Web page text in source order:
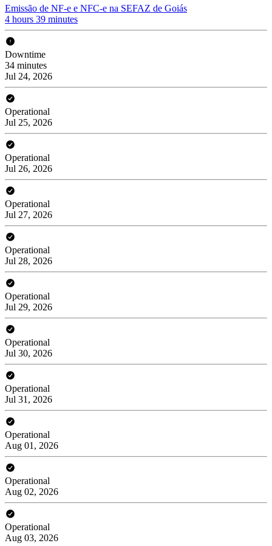
Emissão de NF-e e NFC-e na SEFAZ de Goiás
4 hours 39 minutes
Downtime
34 minutes
Jul 24, 2026
Operational
Jul 25, 2026
Operational
Jul 26, 2026
Operational
Jul 27, 2026
Operational
Jul 28, 2026
Operational
Jul 29, 2026
Operational
Jul 30, 2026
Operational
Jul 31, 2026
Operational
Aug 01, 2026
Operational
Aug 02, 2026
Operational
Aug 03, 2026